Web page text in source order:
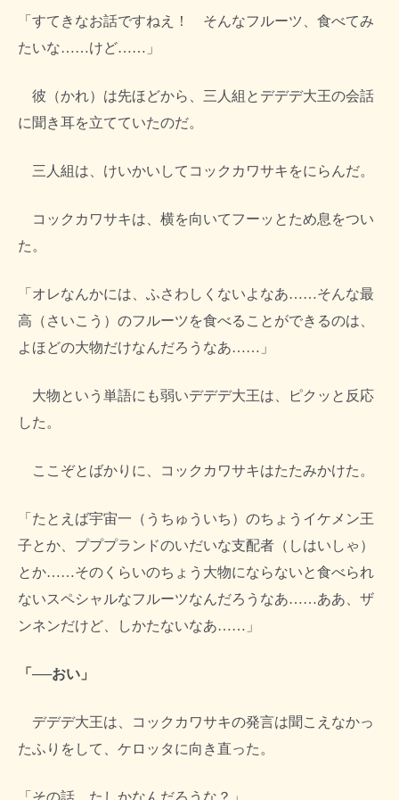
「すてきなお話ですねえ！ そんなフルーツ、食べてみ
たいな……けど……」
彼（かれ）は先ほどから、三人組とデデデ大王の会話
に聞き耳を立てていたのだ。
三人組は、けいかいしてコックカワサキをにらんだ。
コックカワサキは、横を向いてフーッとため息をつい
た。
「オレなんかには、ふさわしくないよなあ……そんな最
高（さいこう）のフルーツを食べることができるのは、
よほどの大物だけなんだろうなあ……」
大物という単語にも弱いデデデ大王は、ピクッと反応
した。
ここぞとばかりに、コックカワサキはたたみかけた。
「たとえば宇宙一（うちゅういち）のちょうイケメン王
子とか、プププランドのいだいな支配者（しはいしゃ）
とか……そのくらいのちょう大物にならないと食べられ
ないスペシャルなフルーツなんだろうなあ……ああ、ザ
ンネンだけど、しかたないなあ……」
「──おい」
デデデ大王は、コックカワサキの発言は聞こえなかっ
たふりをして、ケロッタに向き直った。